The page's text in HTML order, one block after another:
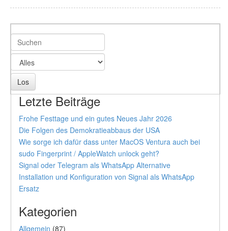
Letzte Beiträge
Frohe Festtage und ein gutes Neues Jahr 2026
Die Folgen des Demokratieabbaus der USA
Wie sorge ich dafür dass unter MacOS Ventura auch bei
sudo Fingerprint / AppleWatch unlock geht?
Signal oder Telegram als WhatsApp Alternative
Installation und Konfiguration von Signal als WhatsApp
Ersatz
Kategorien
Allgemein (87)